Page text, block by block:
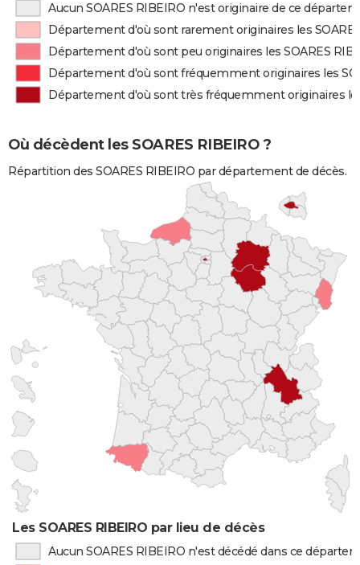
Aucun SOARES RIBEIRO n'est originaire de ce
Département d'où sont rarement originaires les
Département d'où sont peu originaires les SOARES
Département d'où sont fréquemment originaires les
Département d'où sont très fréquemment originaires
Où décèdent les SOARES RIBEIRO ?
Répartition des SOARES RIBEIRO par département de décès.
Les SOARES RIBEIRO par lieu de décès
Aucun SOARES RIBEIRO n'est décédé dans ce